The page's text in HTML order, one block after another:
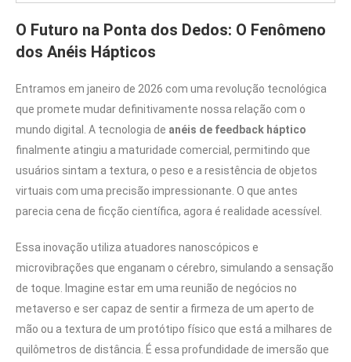
O Futuro na Ponta dos Dedos: O Fenômeno
dos Anéis Hápticos
Entramos em janeiro de 2026 com uma revolução tecnológica
que promete mudar definitivamente nossa relação com o
mundo digital. A tecnologia de anéis de feedback háptico
finalmente atingiu a maturidade comercial, permitindo que
usuários sintam a textura, o peso e a resistência de objetos
virtuais com uma precisão impressionante. O que antes
parecia cena de ficção científica, agora é realidade acessível.
Essa inovação utiliza atuadores nanoscópicos e
microvibrações que enganam o cérebro, simulando a sensação
de toque. Imagine estar em uma reunião de negócios no
metaverso e ser capaz de sentir a firmeza de um aperto de
mão ou a textura de um protótipo físico que está a milhares de
quilômetros de distância. É essa profundidade de imersão que